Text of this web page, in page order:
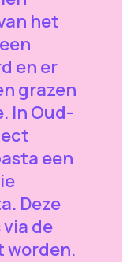
het
en er
grazen
In Oud-
een
Deze
de
worden.